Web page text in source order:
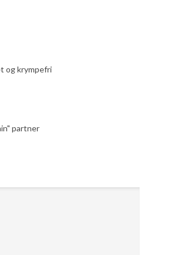
og krympefri
partner